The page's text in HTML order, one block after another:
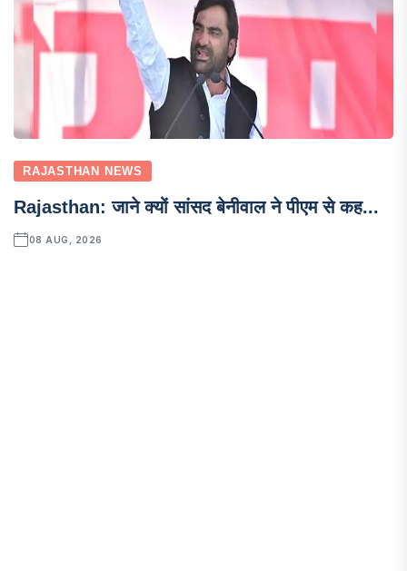
RAJASTHAN NEWS
Rajasthan: जाने क्यों सांसद बेनीवाल ने पीएम से कह...
08 AUG, 2026